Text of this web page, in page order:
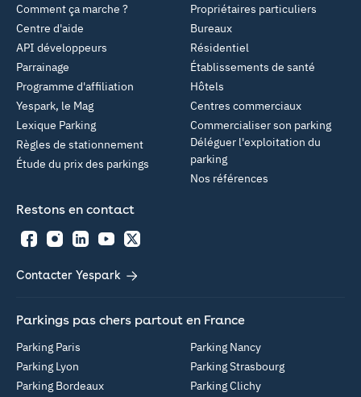
Propriétaires particuliers
Bureaux
Résidentiel
Établissements de santé
Hôtels
Centres commerciaux
Commercialiser son parking
Déléguer l'exploitation du
parking
Nos références
Comment ça marche ?
Centre d'aide
API développeurs
Parrainage
Programme d'affiliation
Yespark, le Mag
Lexique Parking
Règles de stationnement
Étude du prix des parkings
Restons en contact
FacebookInstagramLinkedInYouTubeTwitter
Contacter Yespark
Parkings pas chers partout en France
Parking Paris
Parking Lyon
Parking Bordeaux
Parking Nancy
Parking Strasbourg
Parking Clichy